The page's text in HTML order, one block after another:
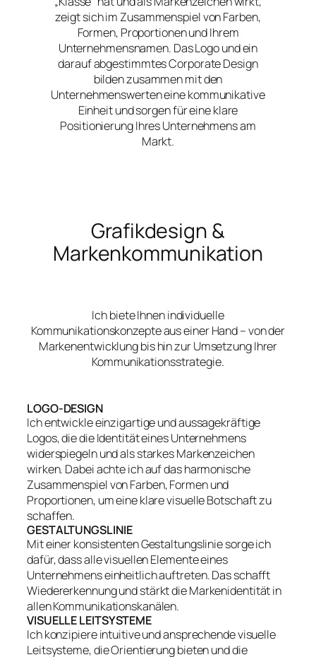
zeigt sich im Zusammenspiel von Farben,
Formen, Proportionen und Ihrem
Unternehmensnamen. Das Logo und ein
darauf abgestimmtes Corporate Design
bilden zusammen mit den
Unternehmenswerten eine kommunikative
Einheit und sorgen für eine klare
Positionierung Ihres Unternehmens am
Markt.
Grafikdesign &
Markenkommunikation
Ich biete Ihnen individuelle
Kommunikationskonzepte aus einer Hand – von der
Markenentwicklung bis hin zur Umsetzung Ihrer
Kommunikationsstrategie.
LOGO-DESIGN
Ich entwickle einzigartige und aussagekräftige
Logos, die die Identität eines Unternehmens
widerspiegeln und als starkes Markenzeichen
wirken. Dabei achte ich auf das harmonische
Zusammenspiel von Farben, Formen und
Proportionen, um eine klare visuelle Botschaft zu
schaffen.
GESTALTUNGSLINIE
Mit einer konsistenten Gestaltungslinie sorge ich
dafür, dass alle visuellen Elemente eines
Unternehmens einheitlich auftreten. Das schafft
Wiedererkennung und stärkt die Markenidentität in
allen Kommunikationskanälen.
VISUELLE LEITSYSTEME
Ich konzipiere intuitive und ansprechende visuelle
Leitsysteme, die Orientierung bieten und die